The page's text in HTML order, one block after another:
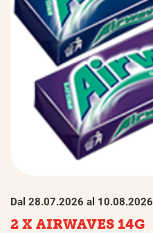
Dal 28.07.2026 al 10.08.2026
2 X AIRWAVES 14G